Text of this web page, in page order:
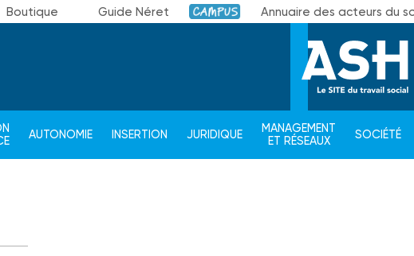
Boutique Guide Néret Campus Annuaire des acteurs du
AUTONOMIE INSERTION JURIDIQUE
MANAGEMENT
ET RÉSEAUX
SOCIÉTÉ